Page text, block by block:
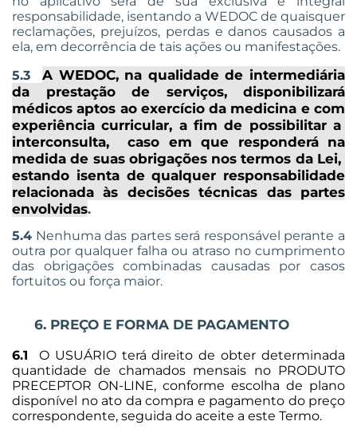
responsabilidade, isentando a WEDOC de quaisquer
reclamações, prejuízos, perdas e danos causados a
ela, em decorrência de tais ações ou manifestações.
5.3A WEDOC, na qualidade de intermediária
da prestação de serviços, disponibilizará
médicos aptos ao exercício da medicina e com
experiência curricular, a fim de possibilitar a
interconsulta, caso em que responderá na
medida de suas obrigações nos termos da Lei,
estando isenta de qualquer responsabilidade
relacionada às decisões técnicas das partes
envolvidas.
5.4 Nenhuma das partes será responsável perante a
outra por qualquer falha ou atraso no cumprimento
das obrigações combinadas causadas por casos
fortuitos ou força maior.
6. PREÇO E FORMA DE PAGAMENTO
6.1 O USUÁRIO terá direito de obter determinada
quantidade de chamados mensais no PRODUTO
PRECEPTOR ON-LINE, conforme escolha de plano
disponível no ato da compra e pagamento do preço
correspondente, seguida do aceite a este Termo.